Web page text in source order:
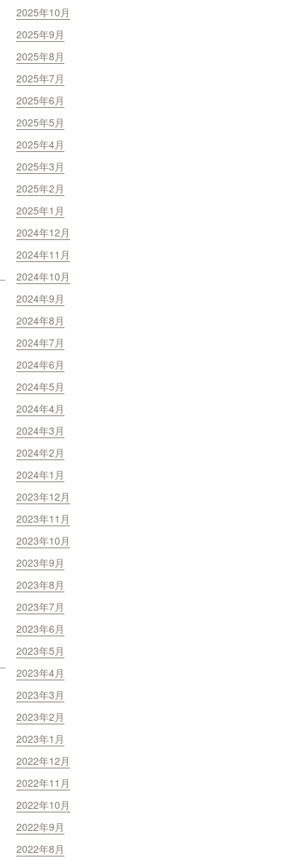
2025年10月
2025年9月
2025年8月
2025年7月
2025年6月
2025年5月
2025年4月
2025年3月
2025年2月
2025年1月
2024年12月
2024年11月
2024年10月
2024年9月
2024年8月
2024年7月
2024年6月
2024年5月
2024年4月
2024年3月
2024年2月
2024年1月
2023年12月
2023年11月
2023年10月
2023年9月
2023年8月
2023年7月
2023年6月
2023年5月
2023年4月
2023年3月
2023年2月
2023年1月
2022年12月
2022年11月
2022年10月
2022年9月
2022年8月